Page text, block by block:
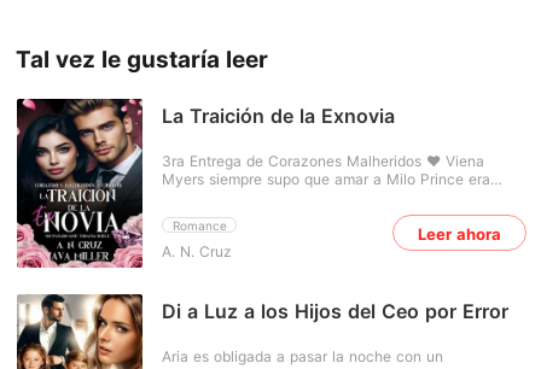
Tal vez le gustaría leer
La Traición de la Exnovia
Romance
A. N. Cruz
3ra Entrega de Corazones Malheridos ❤️ Viena
Myers siempre supo que amar a Milo Prince era
familia poderosa. Ella, la hija del abogado más
temido de Washington, un hombre capaz de destruir
a cualquiera que se cruce en su camino... incluso a
acudió a una cena con su padre. Horas después,
despertó desnuda en una habitación de hotel junto
fuerza. Sin recuerdos. Sin respuestas.Y frente a la
Leer ahora
Di a Luz a los Hijos del Ceo por Error
Aria es obligada a pasar la noche con un